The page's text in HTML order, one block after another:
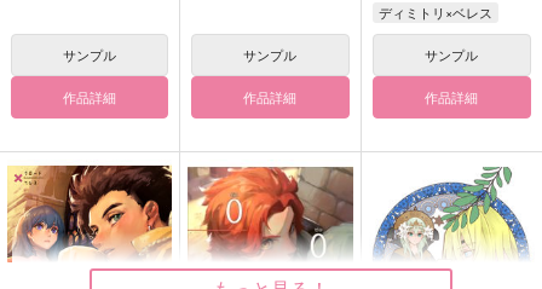
サンプル
作品詳細
サンプル
作品詳細
ディミトリ×ベレス
サンプル
作品詳細